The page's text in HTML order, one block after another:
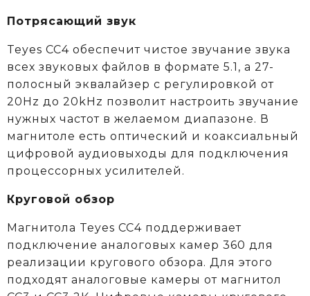
Потрясающий звук
Teyes CC4 обеспечит чистое звучание звука
всех звуковых файлов в формате 5.1, а 27-
полосный эквалайзер с регулировкой от
20Hz до 20kHz позволит настроить звучание
нужных частот в желаемом диапазоне. В
магнитоле есть оптический и коаксиальный
цифровой аудиовыходы для подключения
процессорных усилителей.
Круговой обзор
Магнитола Teyes CC4 поддерживает
подключение аналоговых камер 360 для
реализации кругового обзора. Для этого
подходят аналоговые камеры от магнитол